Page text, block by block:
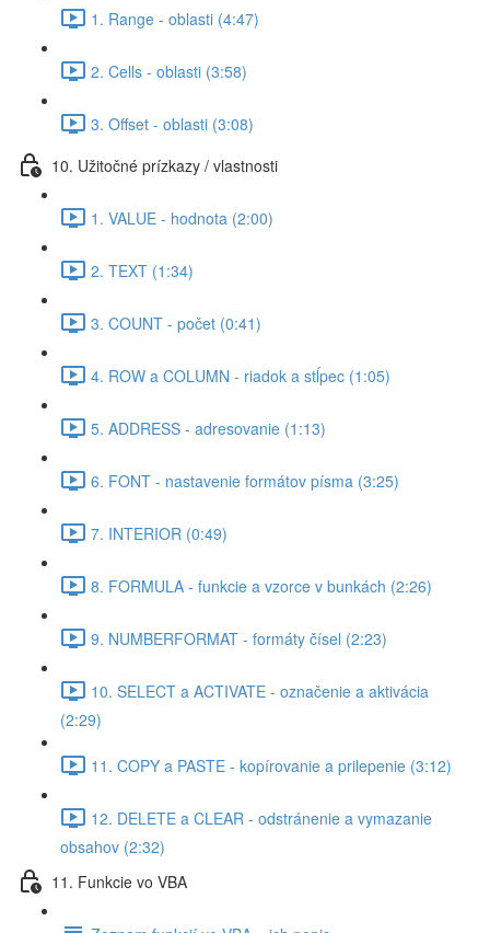
1. Range - oblasti (4:47)
2. Cells - oblasti (3:58)
3. Offset - oblasti (3:08)
10. Užitočné prízkazy / vlastnosti
1. VALUE - hodnota (2:00)
2. TEXT (1:34)
3. COUNT - počet (0:41)
4. ROW a COLUMN - riadok a stĺpec (1:05)
5. ADDRESS - adresovanie (1:13)
6. FONT - nastavenie formátov písma (3:25)
7. INTERIOR (0:49)
8. FORMULA - funkcie a vzorce v bunkách (2:26)
9. NUMBERFORMAT - formáty čísel (2:23)
10. SELECT a ACTIVATE - označenie a aktivácia
(2:29)
11. COPY a PASTE - kopírovanie a prilepenie (3:12)
12. DELETE a CLEAR - odstránenie a vymazanie
obsahov (2:32)
11. Funkcie vo VBA